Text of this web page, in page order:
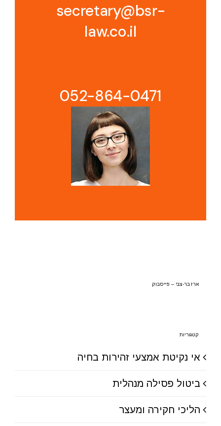
secretary@bsr-
law.co.il
052-864-0471
ארז בר-צבי – פייסבוק
קטגוריות
אי נקיטת אמצעי זהירות בחיה
ביטול פסילה מנהלית
הליכי חקירה ומעצר